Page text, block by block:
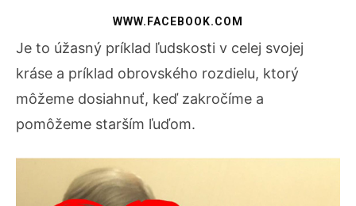
WWW.FACEBOOK.COM
Je to úžasný príklad ľudskosti v celej svojej
kráse a príklad obrovského rozdielu, ktorý
môžeme dosiahnuť, keď zakročíme a
pomôžeme starším ľuďom.